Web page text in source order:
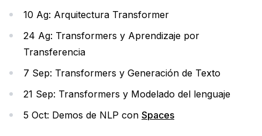
10 Ag: Arquitectura Transformer
24 Ag: Transformers y Aprendizaje por
Transferencia
7 Sep: Transformers y Generación de Texto
21 Sep: Transformers y Modelado del lenguaje
5 Oct: Demos de NLP con Spaces